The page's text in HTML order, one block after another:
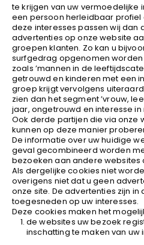
te krijgen van uw vermoedelijke
een persoon herleidbaar profiel
deze interesses passen wij dan
advertenties op onze website
groepen klanten. Zo kan u
surfgedrag opgenomen
zoals ’mannen in de
getrouwd en kinderen met een
groep krijgt vervolgens
zien dan het segment ’vrouw,
jaar, ongetrouwd en interesse in
Ook derde partijen die via onze
kunnen op deze manier
De informatie over uw huidige
geval gecombineerd worden
bezoeken aan andere websites
Als dergelijke cookies niet
overigens niet dat u geen
onze site. De advertenties zijn
toegesneden op uw interesses.
Deze cookies maken het
de websites uw bezoek
inschatting te maken van uw